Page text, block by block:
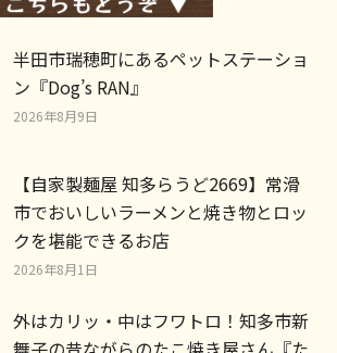
半田市瑞穂町にあるペットステーショ
ン『Dog’s RAN』
2026年8月9日
【自家製麺屋 知多らうど2669】常滑
市でおいしいラーメンと焼き物とロッ
クを堪能できるお店
2026年8月1日
外はカリッ・中はフワトロ！知多市新